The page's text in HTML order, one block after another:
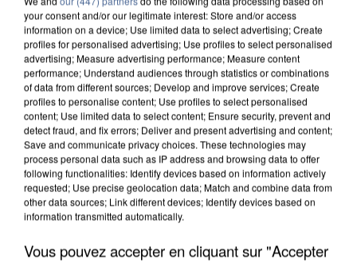
UN SECOND CADRE DE LA DZ MAFIA
INTERPELLÉ EN ALGÉRIE
your consent and/or our legitimate interest: Store and/or access
information on a device; Use limited data to select advertising; Create
profiles for personalised advertising; Use profiles to select personalised
advertising; Measure advertising performance; Measure content
performance; Understand audiences through statistics or combinations
of data from different sources; Develop and improve services; Create
profiles to personalise content; Use profiles to select personalised
content; Use limited data to select content; Ensure security, prevent and
detect fraud, and fix errors; Deliver and present advertising and content;
Save and communicate privacy choices. These technologies may
process personal data such as IP address and browsing data to offer
following functionalities: Identify devices based on information actively
requested; Use precise geolocation data; Match and combine data from
other data sources; Link different devices; Identify devices based on
information transmitted automatically.
Vous pouvez accepter en cliquant sur "Accepter